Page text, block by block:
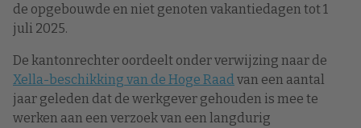
de opgebouwde en niet genoten vakantiedagen tot 1
juli 2025.
De kantonrechter oordeelt onder verwijzing naar de
Xella-beschikking van de Hoge Raad van een aantal
jaar geleden dat de werkgever gehouden is mee te
werken aan een verzoek van een langdurig